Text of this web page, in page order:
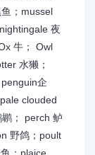
；mussel
夜
牛； Owl
水獭；
企
clouded
； perch 鲈
野鸽；poult